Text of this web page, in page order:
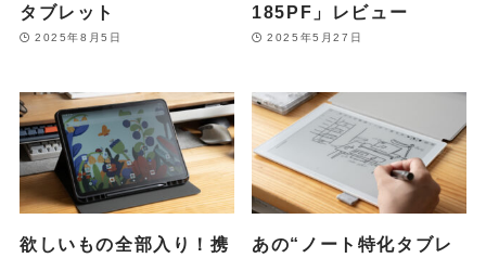
タブレット
2025年8月5日
185PF」レビュー
2025年5月27日
欲しいもの全部入り！携
あの“ノート特化タブレ